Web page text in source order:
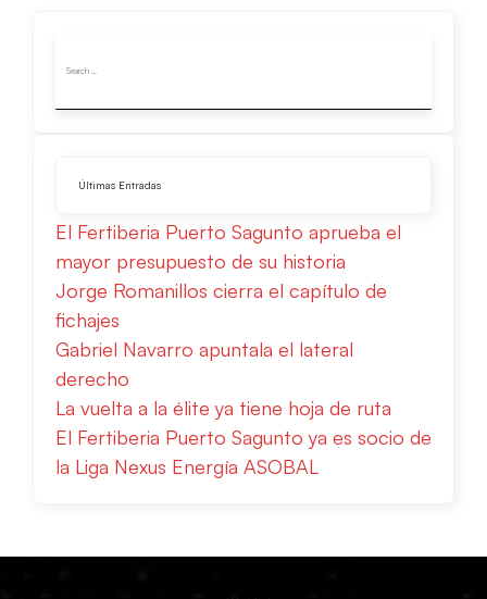
Últimas Entradas
El Fertiberia Puerto Sagunto aprueba el
mayor presupuesto de su historia
Jorge Romanillos cierra el capítulo de
fichajes
Gabriel Navarro apuntala el lateral
derecho
La vuelta a la élite ya tiene hoja de ruta
El Fertiberia Puerto Sagunto ya es socio de
la Liga Nexus Energía ASOBAL